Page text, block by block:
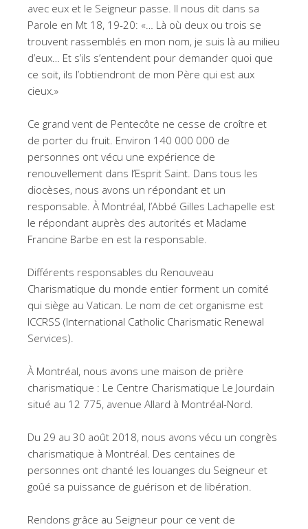
avec eux et le Seigneur passe. Il nous dit dans sa
Parole en Mt 18, 19-20: «… Là où deux ou trois se
trouvent rassemblés en mon nom, je suis là au milieu
d’eux… Et s’ils s’entendent pour demander quoi que
ce soit, ils l’obtiendront de mon Père qui est aux
cieux.»
Ce grand vent de Pentecôte ne cesse de croître et
de porter du fruit. Environ 140 000 000 de
personnes ont vécu une expérience de
renouvellement dans l’Esprit Saint. Dans tous les
diocèses, nous avons un répondant et un
responsable. À Montréal, l’Abbé Gilles Lachapelle est
le répondant auprès des autorités et Madame
Francine Barbe en est la responsable.
Différents responsables du Renouveau
Charismatique du monde entier forment un comité
qui siège au Vatican. Le nom de cet organisme est
ICCRSS (International Catholic Charismatic Renewal
Services).
À Montréal, nous avons une maison de prière
charismatique : Le Centre Charismatique Le Jourdain
situé au 12 775, avenue Allard à Montréal-Nord.
Du 29 au 30 août 2018, nous avons vécu un congrès
charismatique à Montréal. Des centaines de
personnes ont chanté les louanges du Seigneur et
goûé sa puissance de guérison et de libération.
Rendons grâce au Seigneur pour ce vent de